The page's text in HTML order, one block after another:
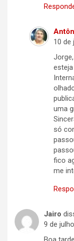
10 de
uma
só
fico
me
Jairo
9 de